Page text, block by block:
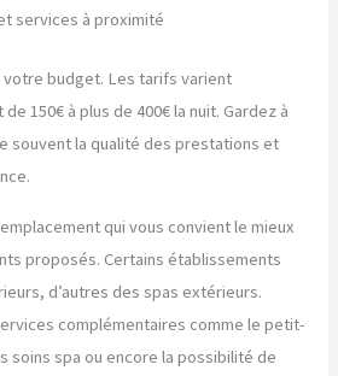
services à proximité
votre budget. Les tarifs varient
150€ à plus de 400€ la nuit. Gardez à
souvent la qualité des prestations et
qui vous convient le mieux
proposés. Certains établissements
d’autres des spas extérieurs.
complémentaires comme le petit-
soins spa ou encore la possibilité de